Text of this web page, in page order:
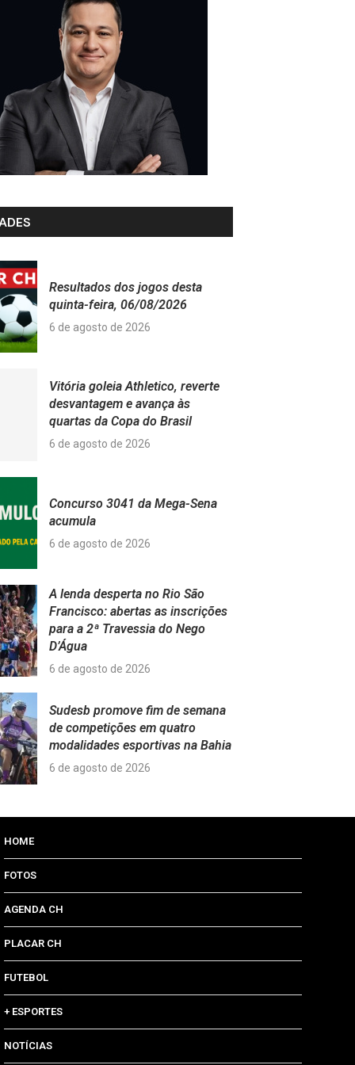
Resultados dos jogos desta
quinta-feira, 06/08/2026
6 de agosto de 2026
Vitória goleia Athletico, reverte
desvantagem e avança às
quartas da Copa do Brasil
6 de agosto de 2026
Concurso 3041 da Mega-Sena
acumula
6 de agosto de 2026
A lenda desperta no Rio São
Francisco: abertas as inscrições
para a 2ª Travessia do Nego
D’Água
6 de agosto de 2026
Sudesb promove fim de semana
de competições em quatro
modalidades esportivas na Bahia
6 de agosto de 2026
HOME
FOTOS
AGENDA CH
PLACAR CH
FUTEBOL
+ ESPORTES
NOTÍCIAS